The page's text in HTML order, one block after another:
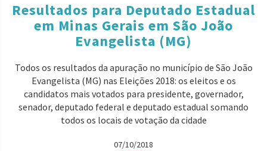
Resultados para Deputado Estadual
em Minas Gerais em São João
Evangelista (MG)
Todos os resultados da apuração no município de São João
Evangelista (MG) nas Eleições 2018: os eleitos e os
candidatos mais votados para presidente, governador,
senador, deputado federal e deputado estadual somando
todos os locais de votação da cidade
07/10/2018